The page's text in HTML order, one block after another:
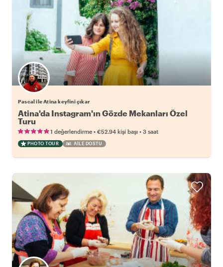
Pascal ile Atina keyfini çıkar
Atina'da Instagram'ın Gözde Mekanları Özel
Turu
1 değerlendirme • €52.94 kişi başı • 3 saat
PHOTO TOUR AILE DOSTU